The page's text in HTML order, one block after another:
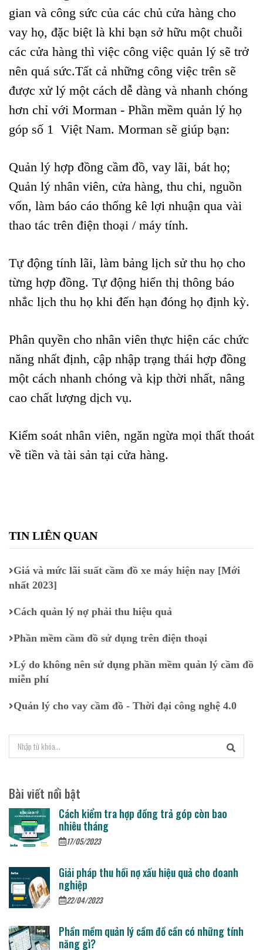
gian và công sức của các chủ cửa hàng cho
vay họ, đặc biệt là khi bạn sở hữu một chuỗi
các cửa hàng thì việc công việc quản lý sẽ trở
nên quá sức.Tất cả những công việc trên sẽ
được xử lý một cách dễ dàng và nhanh chóng
hơn chỉ với Morman - Phần mềm quản lý họ
góp số 1 Việt Nam. Morman sẽ giúp bạn:
Quản lý hợp đồng cầm đồ, vay lãi, bát họ;
Quản lý nhân viên, cửa hàng, thu chi, nguồn
vốn, làm báo cáo thống kê lợi nhuận qua vài
thao tác trên điện thoại / máy tính.
Tự động tính lãi, làm bảng lịch sử thu họ cho
từng hợp đồng. Tự động hiển thị thông báo
nhắc lịch thu họ khi đến hạn đóng họ định kỳ.
Phân quyền cho nhân viên thực hiện các chức
năng nhất định, cập nhập trạng thái hợp đồng
một cách nhanh chóng và kịp thời nhất, nâng
cao chất lượng dịch vụ.
Kiểm soát nhân viên, ngăn ngừa mọi thất thoát
về tiền và tài sản tại cửa hàng.
TIN LIÊN QUAN
Giá và mức lãi suất cầm đồ xe máy hiện nay [Mới
nhất 2023]
Cách quản lý nợ phải thu hiệu quả
Phần mềm cầm đồ sử dụng trên điện thoại
Lý do không nên sử dụng phần mềm quản lý cầm đồ
miễn phí
Quản lý cho vay cầm đồ - Thời đại công nghệ 4.0
Bài viết nổi bật
Cách kiểm tra hợp đồng trả góp còn bao
nhiêu tháng
17/05/2023
Giải pháp thu hồi nợ xấu hiệu quả cho doanh
nghiệp
22/04/2023
Phần mềm quản lý cầm đồ cần có những tính
năng gì?